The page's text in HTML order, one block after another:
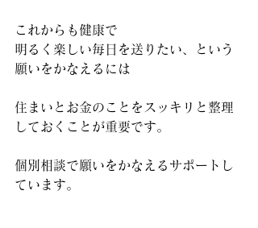
これからも健康で
明るく楽しい毎日を送りたい、という
願いをかなえるには
住まいとお金のことをスッキリと整理
しておくことが重要です。
個別相談で願いをかなえるサポートし
ています。